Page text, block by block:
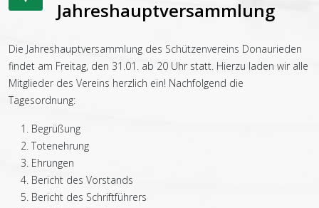
Jahreshauptversammlung
Die Jahreshauptversammlung des Schützenvereins Donaurieden
findet am Freitag, den 31.01. ab 20 Uhr statt. Hierzu laden wir alle
Mitglieder des Vereins herzlich ein! Nachfolgend die
Tagesordnung:
Begrüßung
Totenehrung
Ehrungen
Bericht des Vorstands
Bericht des Schriftführers